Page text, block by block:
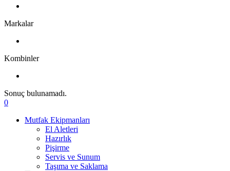
Markalar
Kombinler
Sonuç bulunamadı.
0
Mutfak Ekipmanları
El Aletleri
Hazırlık
Pişirme
Servis ve Sunum
Taşıma ve Saklama